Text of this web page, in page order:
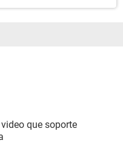
que soporte